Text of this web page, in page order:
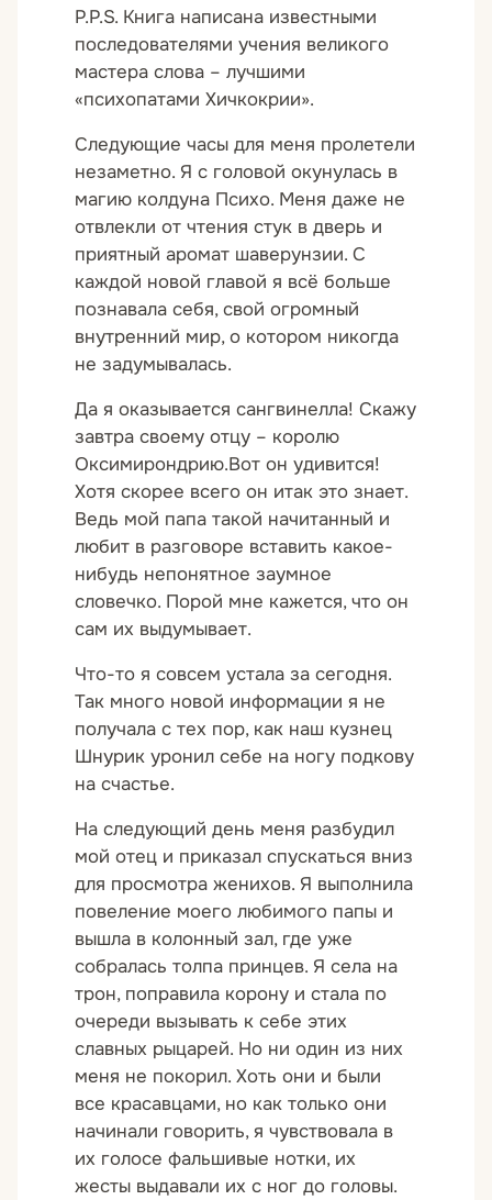
P.P.S. Книга написана известными
последователями учения великого
мастера слова – лучшими
«психопатами Хичкокрии».
Следующие часы для меня пролетели
незаметно. Я с головой окунулась в
магию колдуна Психо. Меня даже не
отвлекли от чтения стук в дверь и
приятный аромат шаверунзии. С
каждой новой главой я всё больше
познавала себя, свой огромный
внутренний мир, о котором никогда
не задумывалась.
Да я оказывается сангвинелла! Скажу
завтра своему отцу – королю
Оксимирондрию.Вот он удивится!
Хотя скорее всего он итак это знает.
Ведь мой папа такой начитанный и
любит в разговоре вставить какое-
нибудь непонятное заумное
словечко. Порой мне кажется, что он
сам их выдумывает.
Что-то я совсем устала за сегодня.
Так много новой информации я не
получала с тех пор, как наш кузнец
Шнурик уронил себе на ногу подкову
на счастье.
На следующий день меня разбудил
мой отец и приказал спускаться вниз
для просмотра женихов. Я выполнила
повеление моего любимого папы и
вышла в колонный зал, где уже
собралась толпа принцев. Я села на
трон, поправила корону и стала по
очереди вызывать к себе этих
славных рыцарей. Но ни один из них
меня не покорил. Хоть они и были
все красавцами, но как только они
начинали говорить, я чувствовала в
их голосе фальшивые нотки, их
жесты выдавали их с ног до головы.